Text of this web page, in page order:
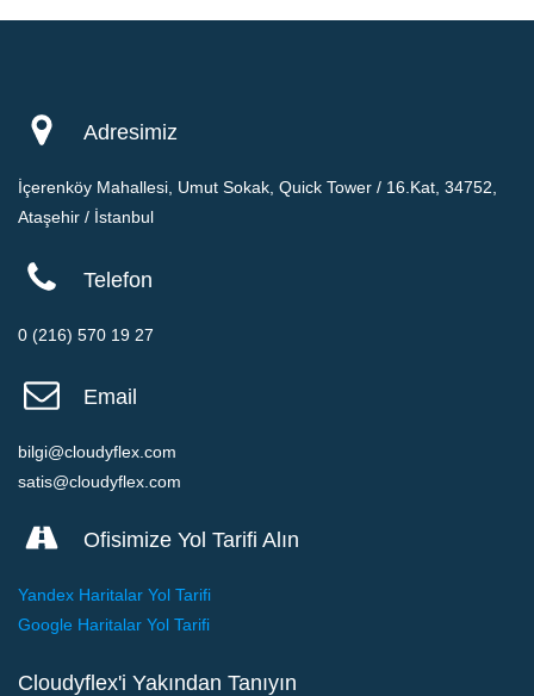
Adresimiz
İçerenköy Mahallesi, Umut Sokak, Quick Tower / 16.Kat, 34752,
Ataşehir / İstanbul
Telefon
0 (216) 570 19 27
Email
bilgi@cloudyflex.com
satis@cloudyflex.com
Ofisimize Yol Tarifi Alın
Yandex Haritalar Yol Tarifi
Google Haritalar Yol Tarifi
Cloudyflex'i Yakından Tanıyın